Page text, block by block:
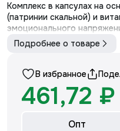
Комплекс в капсулах на
(патринии скальной) и
эмоционального
Подробнее о товаре
В избранное
461,72 ₽
Опт